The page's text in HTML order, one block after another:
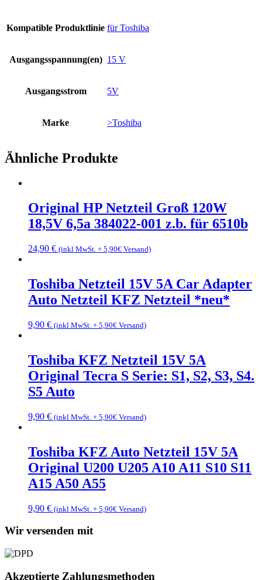
Kompatible Produktlinie für Toshiba
Ausgangsspannung(en) 15 V
Ausgangsstrom 5V
Marke >Toshiba
Ähnliche Produkte
Original HP Netzteil Groß 120W
18,5V 6,5a 384022-001 z.b. für 6510b
24,90 € (inkl MwSt. + 5,90€ Versand)
Toshiba Netzteil 15V 5A Car Adapter
Auto Netzteil KFZ Netzteil *neu*
9,90 € (inkl MwSt. + 5,90€ Versand)
Toshiba KFZ Netzteil 15V 5A
Original Tecra S Serie: S1, S2, S3, S4.
S5 Auto
9,90 € (inkl MwSt. + 5,90€ Versand)
Toshiba KFZ Auto Netzteil 15V 5A
Original U200 U205 A10 A11 S10 S11
A15 A50 A55
9,90 € (inkl MwSt. + 5,90€ Versand)
Wir versenden mit
Akzeptierte Zahlungsmethoden